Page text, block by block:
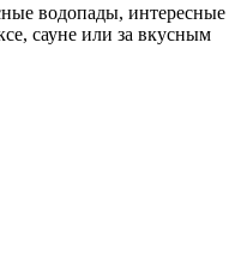
водопады, интересные
сауне или за вкусным